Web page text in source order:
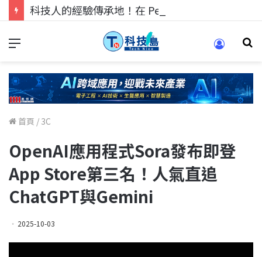
首頁 / 3C
OpenAI應用程式Sora發布即登
App Store第三名！人氣直追
ChatGPT與Gemini
2025-10-03